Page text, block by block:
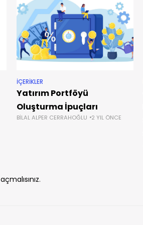
İÇERIKLER
Yatırım Portföyü
Oluşturma İpuçları
BILAL ALPER CERRAHOĞLU 2 YIL ÖNCE
.